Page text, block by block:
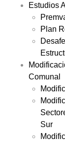
Estudios
Plan
Comunal
Sur